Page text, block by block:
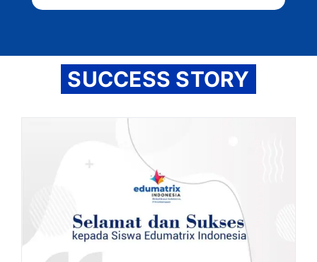
SUCCESS STORY